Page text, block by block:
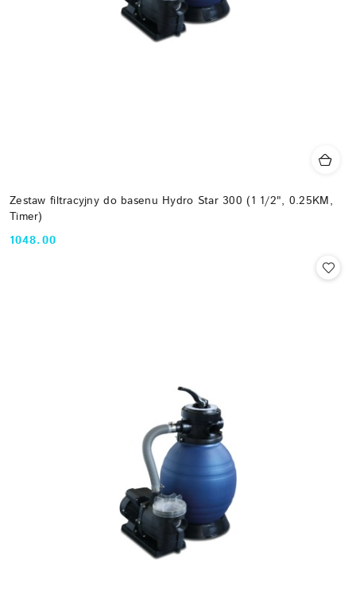
Zestaw filtracyjny do basenu Hydro Star 300 (1 1/2", 0.25KM,
Timer)
Cena:
1048.00